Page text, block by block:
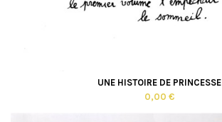
UNE HISTOIRE DE PRINCESSE
0,00 €